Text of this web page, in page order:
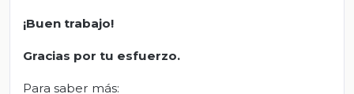
¡Buen trabajo!
Gracias por tu esfuerzo.
Para saber más: